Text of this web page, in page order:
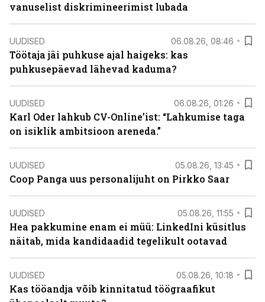
vanuselist diskrimineerimist lubada
UUDISED 06.08.26, 08:46
Töötaja jäi puhkuse ajal haigeks: kas
puhkusepäevad lähevad kaduma?
UUDISED 06.08.26, 01:26
Karl Oder lahkub CV-Online’ist: “Lahkumise taga
on isiklik ambitsioon areneda.”
UUDISED 05.08.26, 13:45
Coop Panga uus personalijuht on Pirkko Saar
UUDISED 05.08.26, 11:55
Hea pakkumine enam ei müü: LinkedIni küsitlus
näitab, mida kandidaadid tegelikult ootavad
UUDISED 05.08.26, 10:18
Kas tööandja võib kinnitatud töögraafikut